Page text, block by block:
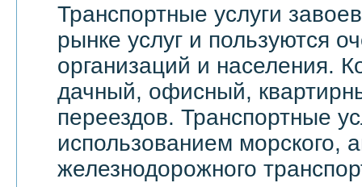
Транспортные услуги
рынке услуг и пользуются
организаций и населения.
дачный, офисный,
переездов. Транспортные
использованием морского,
железнодорожного